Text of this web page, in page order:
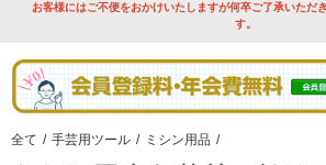
お客様にはご不便をおかけいたしますが何卒ご了承いただ
す。
全て / 手芸用ツール / ミシン用品 /